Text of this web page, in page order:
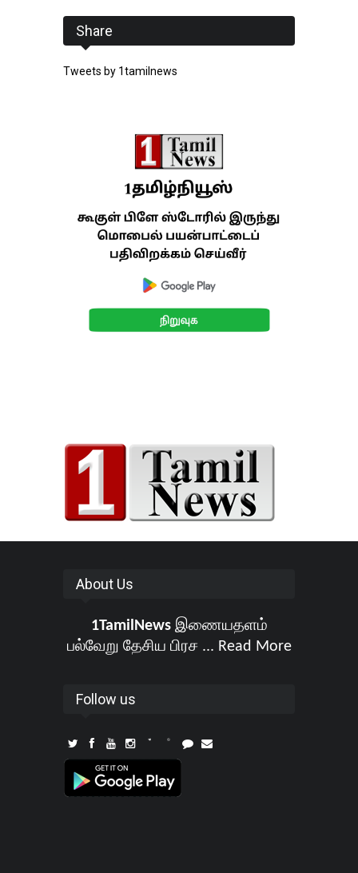
Share
Tweets by 1tamilnews
About Us
1TamilNewsஇணையதளம்
பல்வேறு தேசிய பிரச ... Read More
Follow us